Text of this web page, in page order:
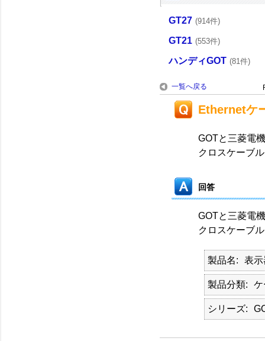
GT27 (914件)
GT21 (553件)
ハンディGOT (81件)
一覧へ戻る
Ethernetケ
GOTと三菱電
クロスケーブ
回答
GOTと三菱電
クロスケーブ
製品名 表示
製品分類 ケ
シリーズ